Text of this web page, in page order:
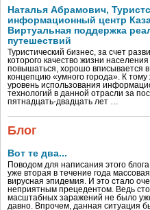
Наталья Абрамович,
информационный центр
Виртуальная поддержка
путешествий
Туристический бизнес, за счет
которого качество жизни
повышаться, хорошо вписывается в
концепцию «умного города». К тому
уровень использования
технологий в данной отрасли за
пятнадцать-двадцать лет …
Блог
Вот те два...
Поводом для написания этого
уже вторая в течение года массовая
вирусная эпидемия. И это стало
неприятным прецедентом. Ведь
масштабных заражений не было
давно. Впрочем, данная ситуация